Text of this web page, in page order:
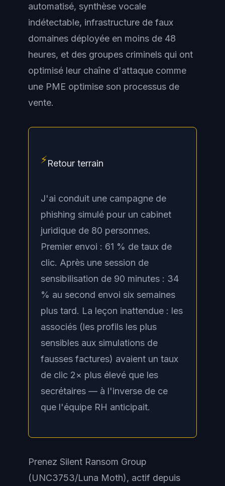
automatisé, synthèse vocale
indétectable, infrastructure de faux
domaines déployée en moins de 48
heures, et des groupes criminels qui ont
optimisé leur chaîne d'attaque comme
une PME optimise son processus de
vente.
⚡Retour terrain
J'ai conduit une campagne de
phishing simulé pour un cabinet
juridique de 80 personnes.
Premier envoi : 61 % de taux de
clic. Après une session de
sensibilisation de 90 minutes : 34
% au second envoi six semaines
plus tard. La leçon inattendue : les
associés (les profils les plus
sensibles aux simulations de
fausses factures) avaient un taux
de clic 2× plus élevé que les
secrétaires — à l'inverse de ce
que l'équipe RH anticipait.
Prenez Silent Ransom Group
(UNC3753/Luna Moth), actif depuis